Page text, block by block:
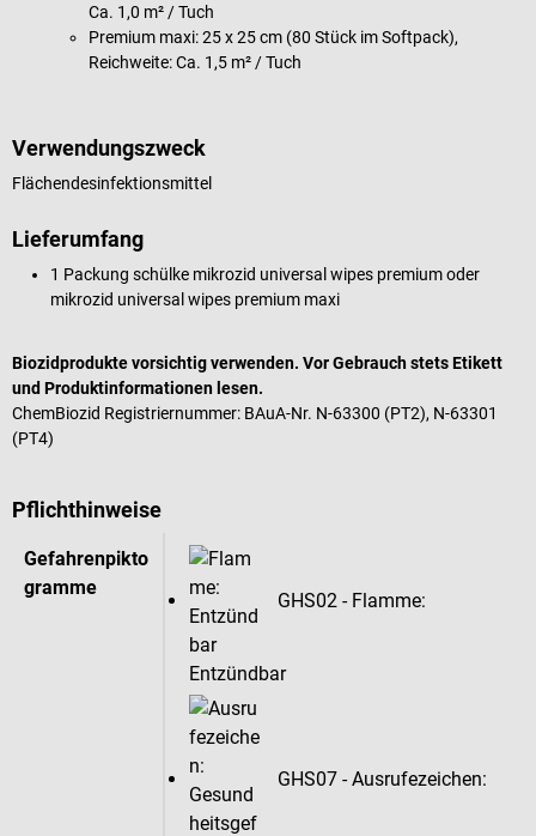
Ca. 1,0 m² / Tuch
Premium maxi: 25 x 25 cm (80 Stück im Softpack),
Reichweite: Ca. 1,5 m² / Tuch
Verwendungszweck
Flächendesinfektionsmittel
Lieferumfang
1 Packung schülke mikrozid universal wipes premium oder
mikrozid universal wipes premium maxi
Biozidprodukte vorsichtig verwenden. Vor Gebrauch stets Etikett
und Produktinformationen lesen.
ChemBiozid Registriernummer: BAuA-Nr. N-63300 (PT2), N-63301
(PT4)
Pflichthinweise
Gefahrenpikto
gramme
GHS02 - Flamme:
Entzündbar
GHS07 - Ausrufezeichen: